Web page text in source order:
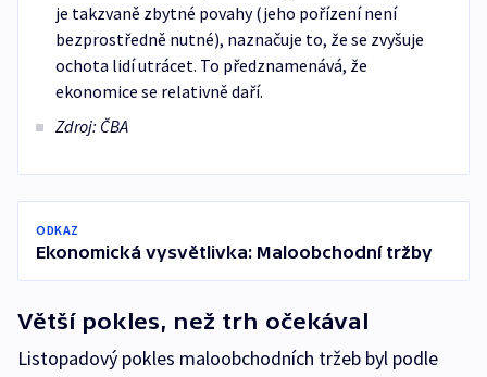
je takzvaně zbytné povahy (jeho pořízení není
bezprostředně nutné), naznačuje to, že se zvyšuje
ochota lidí utrácet. To předznamenává, že
ekonomice se relativně daří.
Zdroj: ČBA
ODKAZ
Ekonomická vysvětlivka: Maloobchodní tržby
Větší pokles, než trh očekával
Listopadový pokles maloobchodních tržeb byl podle